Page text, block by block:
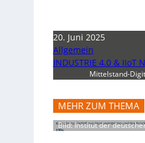
20. Juni 2025
Allgemein
INDUSTRIE 4.0 & IIoT
Mittelstand-
MEHR ZUM THEMA
Bild: Institut der